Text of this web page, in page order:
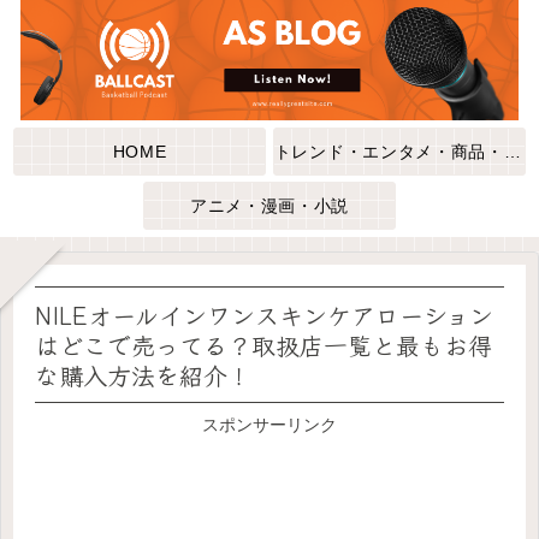
HOME
アニメ・漫画・小説
NILEオールインワンスキンケアローション
はどこで売ってる？取扱店一覧と最もお得
な購入方法を紹介！
スポンサーリンク